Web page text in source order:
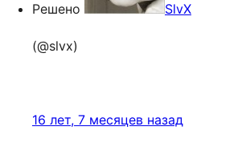
Решено SlvX
(@slvx)
16 лет, 7 месяцев назад